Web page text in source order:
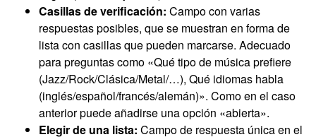
Casillas de verificación: Campo con varias
respuestas posibles, que se muestran en forma de
lista con casillas que pueden marcarse. Adecuado
para preguntas como «Qué tipo de música prefiere
(Jazz/Rock/Clásica/Metal/…), Qué idiomas habla
(inglés/español/francés/alemán)». Como en el caso
anterior puede añadirse una opción «abierta».
Elegir de una lista: Campo de respuesta única en el